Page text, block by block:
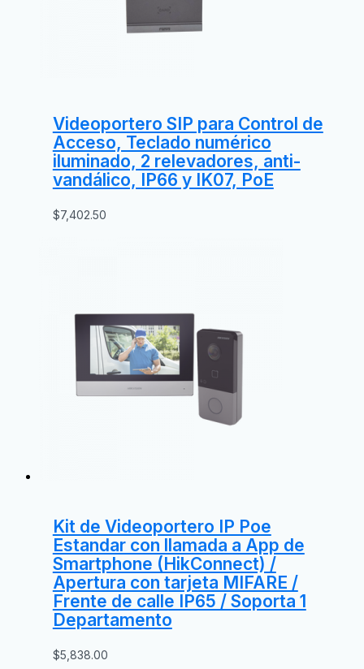
Videoportero SIP para Control de
Acceso, Teclado numérico
iluminado, 2 relevadores, anti-
vandálico, IP66 y IK07, PoE
$7,402.50
Kit de Videoportero IP Poe
Estandar con llamada a App de
Smartphone (HikConnect) /
Apertura con tarjeta MIFARE /
Frente de calle IP65 / Soporta 1
Departamento
$5,838.00